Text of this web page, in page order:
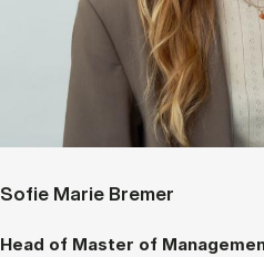
Sofie Marie Bremer
Head of Master of